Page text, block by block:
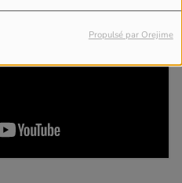
Propulsé par Orejime